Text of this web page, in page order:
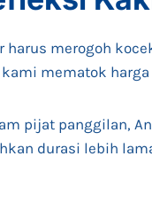
harus merogoh
kami mematok
pijat panggilan,
durasi lebih